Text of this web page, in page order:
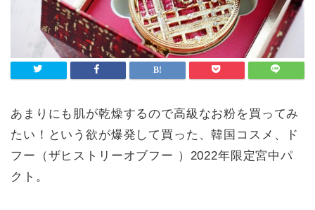
あまりにも肌が乾燥するので高級なお粉を買ってみ
たい！という欲が爆発して買った、韓国コスメ、ド
フー（ザヒストリーオブフー ）2022年限定宮中パ
クト。